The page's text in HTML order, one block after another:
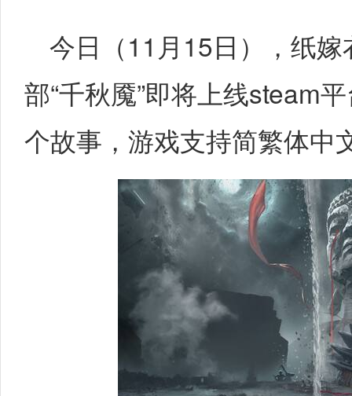
今日（11月15日），纸
部“千秋魇”即将上线steam
个故事，游戏支持简繁体中